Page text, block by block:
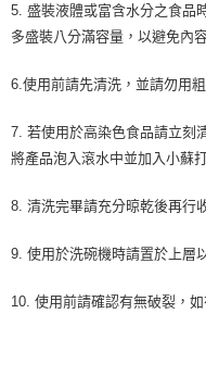
5. 盛裝液體或富含水分之食品
多盛裝八分滿容量，以避免內
6.使用前請先清洗，並請勿用
7. 若使用於高染色食品請立刻
將產品泡入滾水中並加入小蘇
8. 清洗完畢請充分晾乾後再行
9. 使用於洗碗機時請置於上層
10. 使用前請確認有無破裂，